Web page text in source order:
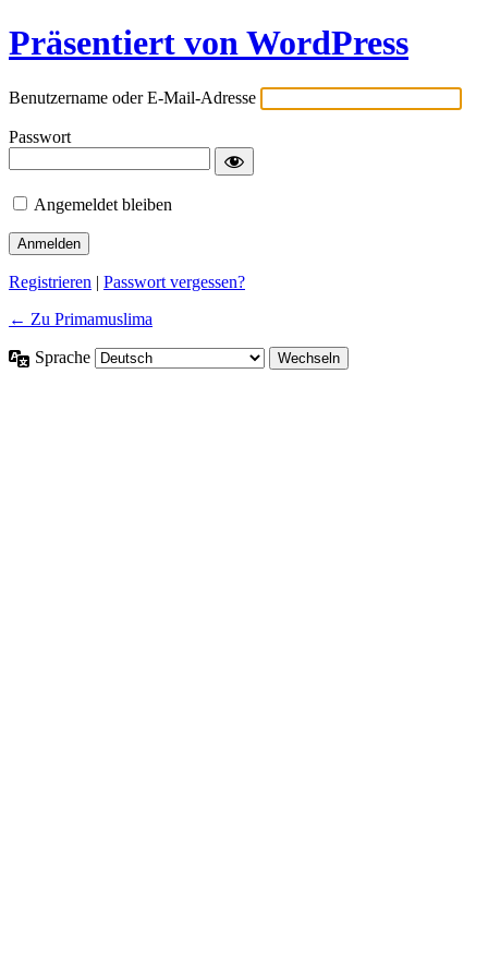
Präsentiert von WordPress
Benutzername oder E-Mail-Adresse
Passwort
Angemeldet bleiben
Registrieren | Passwort vergessen?
← Zu Primamuslima
Sprache